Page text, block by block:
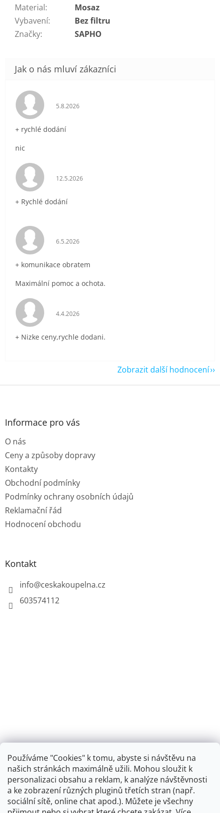
Používáme "Cookies" k tomu, abyste si návštěvu na
našich stránkách maximálně užili. Mohou sloužit k
personalizaci obsahu a reklam, k analýze návštěvnosti
a ke zobrazení různých pluginů třetích stran (např.
sociální sítě, online chat apod.). Můžete je všechny
Material:
Mosaz
Vybavení:
Bez filtru
Značky: SAPHO
Hodnocení obchodu je 5 z 5 hvězdiček.
5.8.2026
+ rychlé dodání
nic
Hodnocení obchodu je 5 z 5 hvězdiček.
12.5.2026
+ Rychlé dodání
Hodnocení obchodu je 5 z 5 hvězdiček.
6.5.2026
+ komunikace obratem
Maximální pomoc a ochota.
Hodnocení obchodu je 5 z 5 hvězdiček.
4.4.2026
+ Nizke ceny,rychle dodani.
Zobrazit další hodnocení
Z
Informace pro vás
O nás
Ceny a způsoby dopravy
Kontakty
Obchodní podmínky
Podmínky ochrany osobních údajů
Reklamační řád
Hodnocení obchodu
Kontakt
info@ceskakoupelna.cz
603574112
Retro koupelna